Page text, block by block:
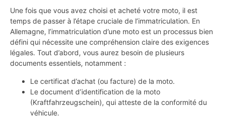
Une fois que vous avez choisi et acheté votre moto, il est
temps de passer à l’étape cruciale de l’immatriculation. En
Allemagne, l’immatriculation d’une moto est un processus bien
défini qui nécessite une compréhension claire des exigences
légales. Tout d’abord, vous aurez besoin de plusieurs
documents essentiels, notamment :
Le certificat d’achat (ou facture) de la moto.
Le document d’identification de la moto
(Kraftfahrzeugschein), qui atteste de la conformité du
véhicule.